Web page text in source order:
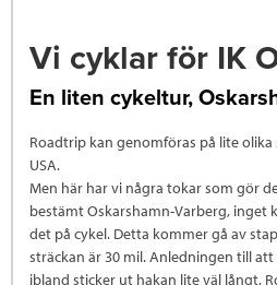
Vi cyklar för IK
En liten cykeltur,
Roadtrip kan genomföras på lite
USA.
Men här har vi några tokar som gör
bestämt Oskarshamn-Varberg, inget
det på cykel. Detta kommer gå av
sträckan är 30 mil. Anledningen till
ibland sticker ut hakan lite väl långt,